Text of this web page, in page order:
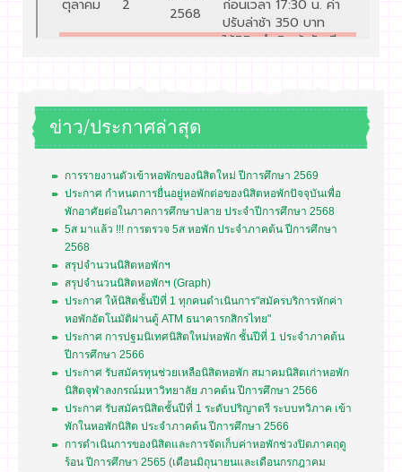
ข่าว/ประกาศล่าสุด
การรายงานตัวเข้าหอพักของนิสิตใหม่ ปีการศึกษา 2569
ประกาศ กำหนดการยื่นอยู่หอพักต่อของนิสิตหอพักปัจจุบันเพื่อ
พักอาศัยต่อในภาคการศึกษาปลาย ประจำปีการศึกษา 2568
5ส มาแล้ว !!! การตรวจ 5ส หอพัก ประจำภาคต้น ปีการศึกษา
2568
สรุปจำนวนนิสิตหอพักฯ
สรุปจำนวนนิสิตหอพักฯ (Graph)
ประกาศ ให้นิสิตชั้นปีที่ 1 ทุกคนดำเนินการ"สมัครบริการหักค่า
หอพักอัตโนมัติผ่านตู้ ATM ธนาคารกสิกรไทย"
ประกาศ การปฐมนิเทศนิสิตใหม่หอพัก ชั้นปีที่ 1 ประจำภาคต้น
ปีการศึกษา 2566
ประกาศ รับสมัครทุนช่วยเหลือนิสิตหอพัก สมาคมนิสิตเก่าหอพัก
นิสิตจุฬาลงกรณ์มหาวิทยาลัย ภาคต้น ปีการศึกษา 2566
ประกาศ รับสมัครนิสิตชั้นปีที่ 1 ระดับปริญาตรี ระบบทวิภาค เข้า
พักในหอพักนิสิต ประจำภาคต้น ปีการศึกษา 2566
การดำเนินการของนิสิตและการจัดเก็บค่าหอพักช่วงปิดภาคฤดู
ร้อน ปีการศึกษา 2565 (เดือนมิถุนายนและเดือนกรกฎาคม